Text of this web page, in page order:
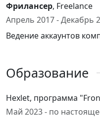
Фрилансер, Freelance
Апрель 2017 - Декабрь
Ведение аккаунтов
Образование
Hexlet, программа
Май 2023 - по